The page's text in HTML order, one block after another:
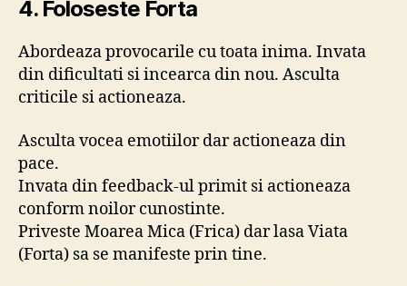
4. Foloseste Forta
Abordeaza provocarile cu toata inima. Invata
din dificultati si incearca din nou. Asculta
criticile si actioneaza.
Asculta vocea emotiilor dar actioneaza din
pace.
Invata din feedback-ul primit si actioneaza
conform noilor cunostinte.
Priveste Moarea Mica (Frica) dar lasa Viata
(Forta) sa se manifeste prin tine.